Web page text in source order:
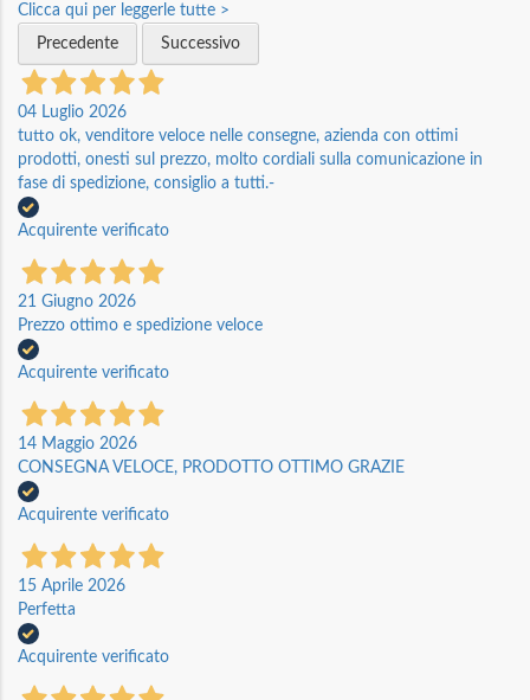
Clicca qui per leggerle tutte >
Precedente
Successivo
04 Luglio 2026
tutto ok, venditore veloce nelle consegne, azienda con ottimi
prodotti, onesti sul prezzo, molto cordiali sulla comunicazione in
fase di spedizione, consiglio a tutti.-
Acquirente verificato
21 Giugno 2026
Prezzo ottimo e spedizione veloce
Acquirente verificato
14 Maggio 2026
CONSEGNA VELOCE, PRODOTTO OTTIMO GRAZIE
Acquirente verificato
15 Aprile 2026
Perfetta
Acquirente verificato